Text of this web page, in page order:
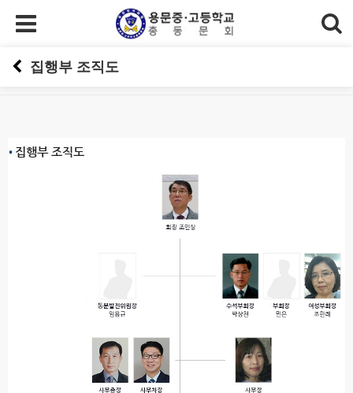
집행부 조직도